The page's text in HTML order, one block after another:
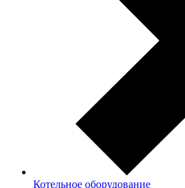
Котельное оборудование